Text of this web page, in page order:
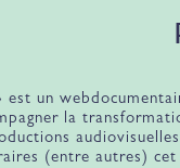
est un
la
(entre autres)